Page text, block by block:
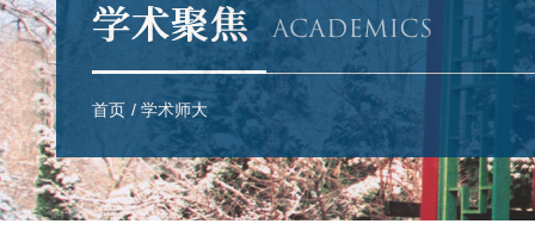
首页 / 学术师大